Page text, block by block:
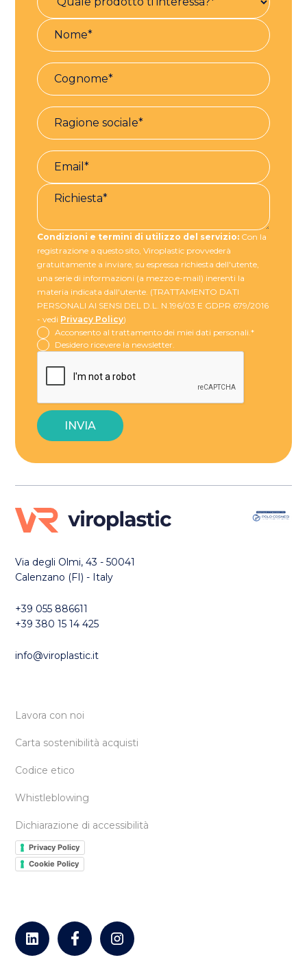
Condizioni e termini di utilizzo del servizio: Con la
registrazione a questo sito, Viroplastic provvederà
gratuitamente a inviare, su espressa richiesta dell'utente,
una serie di informazioni (a mezzo e-mail) inerenti la
materia indicata dall'utente. (TRATTAMENTO DATI
PERSONALI AI SENSI DEL D.L. N.196/03 E GDPR 679/2016
- vedi Privacy Policy)
Acconsento al trattamento dei miei dati personali.*
Desidero ricevere la newsletter.
Via degli Olmi, 43 - 50041
Calenzano (FI) - Italy
+39 055 886611
+39 380 15 14 425
info@viroplastic.it
Lavora con noi
Carta sostenibilità acquisti
Codice etico
Whistleblowing
Dichiarazione di accessibilità
Privacy Policy
Cookie Policy